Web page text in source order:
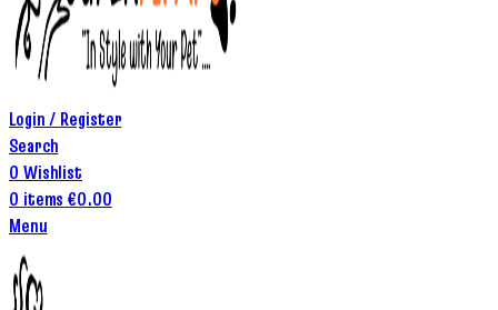
Login / Register
Search
0 Wishlist
0 items €0.00
Menu